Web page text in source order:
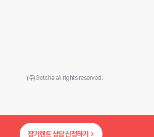
장기렌트 상담 신청하기
(주)Getcha all rights reserved.